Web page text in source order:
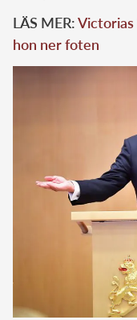
LÄS MER:
hon ner foten